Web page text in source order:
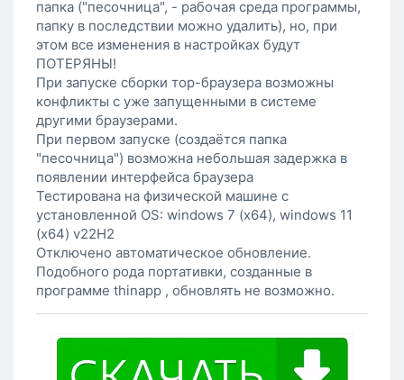
папка ("песочница", - рабочая среда программы,
папку в последствии можно удалить), но, при
этом все изменения в настройках будут
ПОТЕРЯНЫ!
При запуске сборки тор-браузера возможны
конфликты с уже запущенными в системе
другими браузерами.
При первом запуске (создаётся папка
"песочница") возможна небольшая задержка в
появлении интерфейса браузера
Тестирована на физической машине с
установленной OS: windows 7 (x64), windows 11
(x64) v22H2
Отключено автоматическое обновление.
Подобного рода портативки, созданные в
программе thinapp , обновлять не возможно.